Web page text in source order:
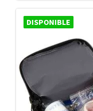
DISPONIBLE